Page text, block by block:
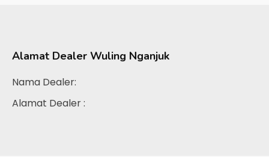
Alamat Dealer Wuling Nganjuk
Nama Dealer:
Alamat Dealer :